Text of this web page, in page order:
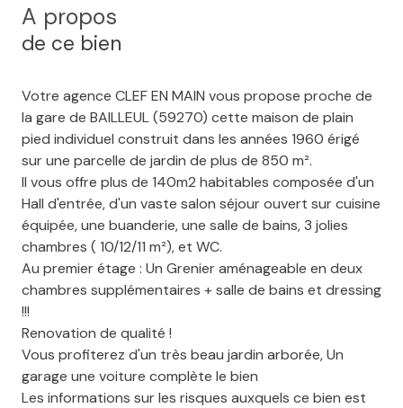
A propos
de ce bien
Votre agence CLEF EN MAIN vous propose proche de
la gare de BAILLEUL (59270) cette maison de plain
pied individuel construit dans les années 1960 érigé
sur une parcelle de jardin de plus de 850 m².
Il vous offre plus de 140m2 habitables composée d'un
Hall d'entrée, d'un vaste salon séjour ouvert sur cuisine
équipée, une buanderie, une salle de bains, 3 jolies
chambres ( 10/12/11 m²), et WC.
Au premier étage : Un Grenier aménageable en deux
chambres supplémentaires + salle de bains et dressing
!!!
Renovation de qualité !
Vous profiterez d'un très beau jardin arborée, Un
garage une voiture complète le bien
Les informations sur les risques auxquels ce bien est